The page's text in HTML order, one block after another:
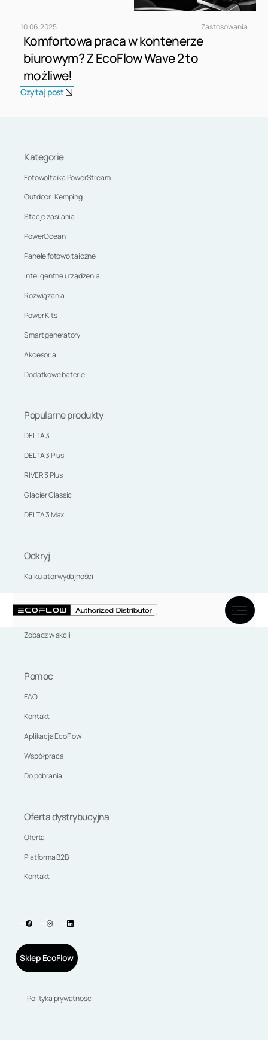
10.06.2025 Zastosowania
Komfortowa praca w kontenerze
biurowym? Z EcoFlow Wave 2 to
możliwe!
Czytaj post
Kategorie
Fotowoltaika PowerStream
Outdoor i Kemping
Stacje zasilania
PowerOcean
Panele fotowoltaiczne
Inteligentne urządzenia
Rozwiązania
Power Kits
Smart generatory
Akcesoria
Dodatkowe baterie
Popularne produkty
DELTA 3
DELTA 3 Plus
RIVER 3 Plus
Glacier Classic
DELTA 3 Max
Odkryj
Kalkulator wydajności
Marka EcoFlow
Aktualności
Zobacz w akcji
Pomoc
FAQ
Kontakt
Aplikacja EcoFlow
Współpraca
Do pobrania
Oferta dystrybucyjna
Oferta
Platforma B2B
Kontakt
Sklep EcoFlow
Polityka prywatności